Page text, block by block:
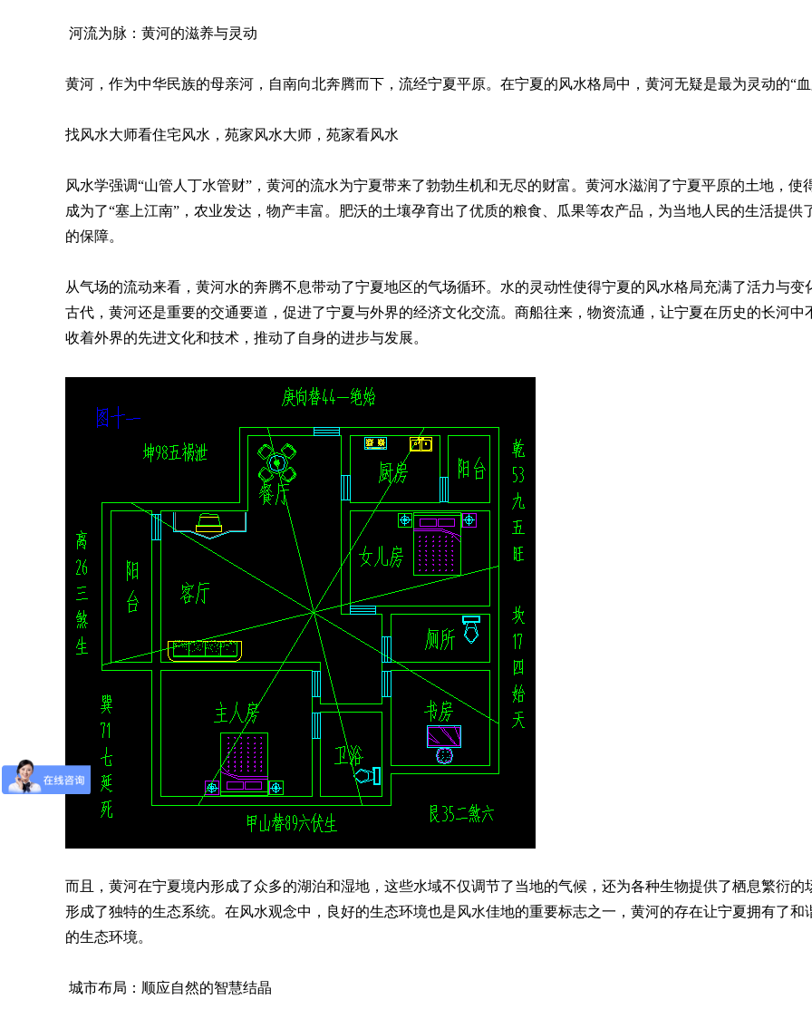
河流为脉：黄河的滋养与灵动
黄河，作为中华民族的母亲河，自南向北奔腾而下，流经宁夏平原。在宁夏的风水格局中，黄河无疑是最为灵动的“血
找风水大师看住宅风水，苑家风水大师，苑家看风水
风水学强调“山管人丁水管财”，黄河的流水为宁夏带来了勃勃生机和无尽的财富。黄河水滋润了宁夏平原的土地，使
成为了“塞上江南”，农业发达，物产丰富。肥沃的土壤孕育出了优质的粮食、瓜果等农产品，为当地人民的生活提供
的保障。
从气场的流动来看，黄河水的奔腾不息带动了宁夏地区的气场循环。水的灵动性使得宁夏的风水格局充满了活力与变
古代，黄河还是重要的交通要道，促进了宁夏与外界的经济文化交流。商船往来，物资流通，让宁夏在历史的长河中
收着外界的先进文化和技术，推动了自身的进步与发展。
而且，黄河在宁夏境内形成了众多的湖泊和湿地，这些水域不仅调节了当地的气候，还为各种生物提供了栖息繁衍的
形成了独特的生态系统。在风水观念中，良好的生态环境也是风水佳地的重要标志之一，黄河的存在让宁夏拥有了和
的生态环境。
城市布局：顺应自然的智慧结晶